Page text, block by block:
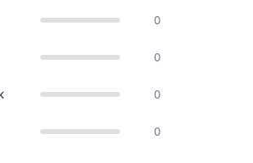
0
0
0
0